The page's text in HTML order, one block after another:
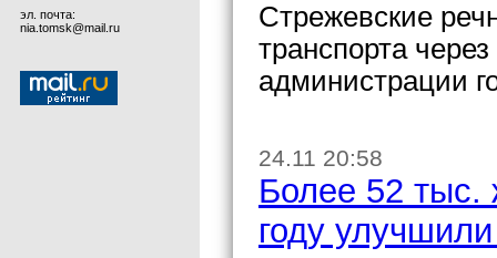
эл. почта:
nia.tomsk@mail.ru
Стрежевские
транспорта
администрации
24.11 20:58
Более 52 тыс.
году